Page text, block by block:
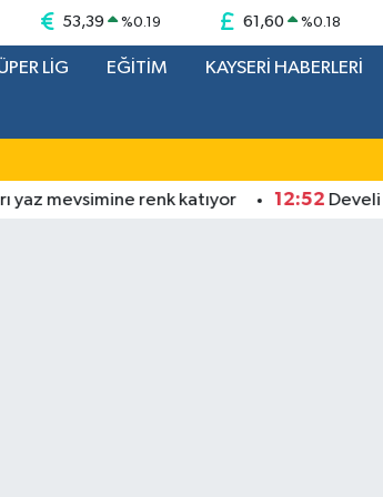
53,39 %0.19 61,60 %0.18
LİG EĞİTİM KAYSERİ HABERLERİ
renk katıyor 12:52 Develi Yaz